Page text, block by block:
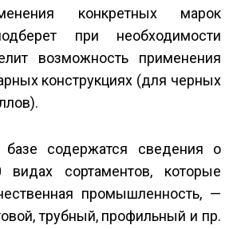
конкретных марок
при необходимости
возможность применения
конструкциях (для черных
содержатся сведения о
сортаментов, которые
промышленность, —
трубный, профильный и пр.